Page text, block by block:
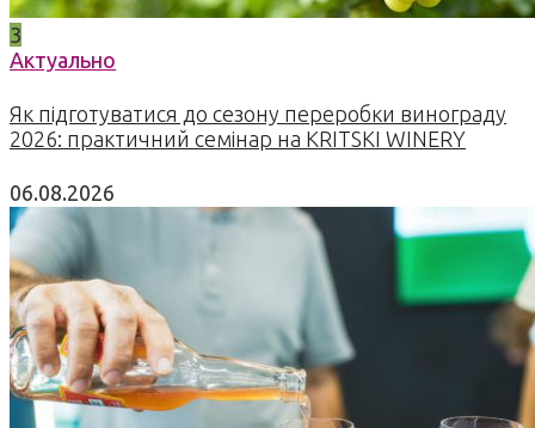
3
Актуально
Як підготуватися до сезону переробки винограду
2026: практичний семінар на KRITSKI WINERY
06.08.2026